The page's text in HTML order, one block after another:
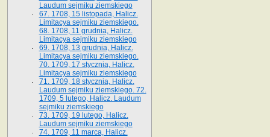
Laudum sejmiku ziemskiego
67. 1708, 15 listopada, Halicz.
Limitacya sejmiku ziemskiego.
68. 1708, 11 grudnia, Halicz.
Limitacya sejmiku ziemskiego
69. 1708, 13 grudnia, Halicz.
Limitacya sejmiku ziemskiego.
70. 1709, 17 stycznia, Halicz.
Limitacya sejmiku ziemskiego
71. 1709, 18 stycznia, Halicz.
Laudum sejmiku ziemskiego. 72.
1709, 5 lutego, Halicz. Laudum
sejmiku ziemskiego
73. 1709, 19 lutego, Halicz.
Laudum sejmiku ziemskiego
74. 1709, 11 marca, Halicz.